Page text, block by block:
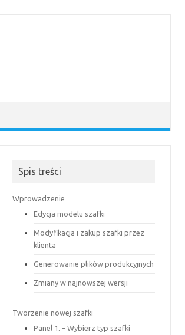
Spis treści
Wprowadzenie
Edycja modelu szafki
Modyfikacja i zakup szafki przez
klienta
Generowanie plików produkcyjnych
Zmiany w najnowszej wersji
Tworzenie nowej szafki
Panel 1. – Wybierz typ szafki